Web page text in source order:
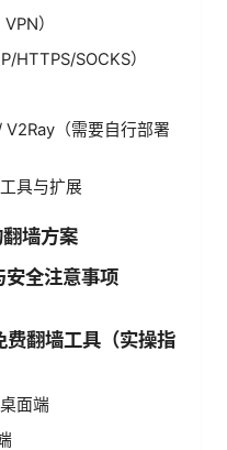
）
HTTPS/SOCKS）
（需要自行部署
具与扩展
墙方案
全注意事项
翻墙工具（实操指
面端